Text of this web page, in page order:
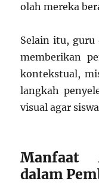
olah mereka
Selain itu, guru
memberikan
kontekstual,
langkah
visual agar
Manfaat
dalam